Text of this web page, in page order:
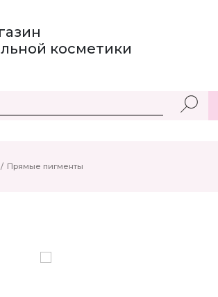
косметики
/ Прямые пигменты